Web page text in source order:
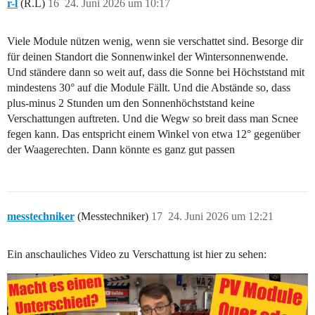
r-l (R.L) 24. Juni 2026 um 10:17
16
Viele Module nützen wenig, wenn sie verschattet sind. Besorge dir
für deinen Standort die Sonnenwinkel der Wintersonnenwende.
Und ständere dann so weit auf, dass die Sonne bei Höchststand mit
mindestens 30° auf die Module Fällt. Und die Abstände so, dass
plus-minus 2 Stunden um den Sonnenhöchststand keine
Verschattungen auftreten. Und die Wegw so breit dass man Scnee
fegen kann. Das entspricht einem Winkel von etwa 12° gegenüber
der Waagerechten. Dann könnte es ganz gut passen
messtechniker (Messtechniker) 24. Juni 2026 um 12:21
17
Ein anschauliches Video zu Verschattung ist hier zu sehen: